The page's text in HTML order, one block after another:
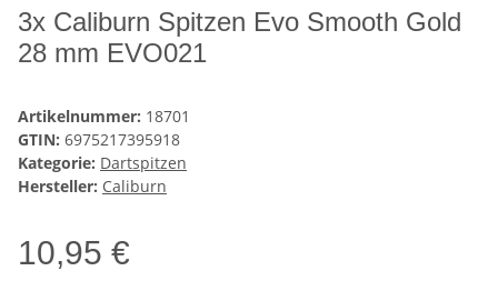
3x Caliburn Spitzen Evo Smooth Gold
28 mm EVO021
Artikelnummer: 18701
GTIN: 6975217395918
Kategorie: Dartspitzen
Hersteller: Caliburn
10,95 €